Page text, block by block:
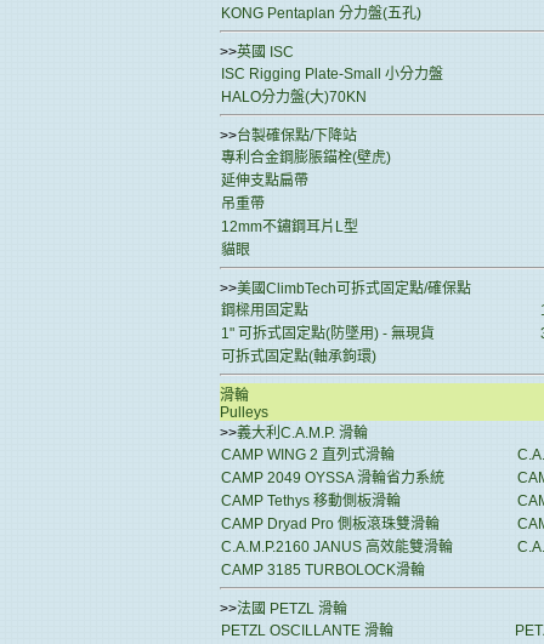
KONG Pentaplan 分力盤(五孔)
>>英國 ISC
ISC Rigging Plate-Small 小分力盤
HALO分力盤(大)70KN
>>台製確保點/下降站
專利合金鋼膨脹錨栓(壁虎)
延伸支點扁帶
吊重帶
12mm不鏽鋼耳片L型
貓眼
>>美國ClimbTech可拆式固定點/確保點
鋼樑用固定點
1" 可拆式固定點(防墜用) - 無現貨
可拆式固定點(軸承鉤環)
滑輪
Pulleys
>>義大利C.A.M.P. 滑輪
CAMP WING 2 直列式滑輪
CAMP 2049 OYSSA 滑輪省力系統
CAMP Tethys 移動側板滑輪
CAMP Dryad Pro 側板滾珠雙滑輪
C.A.M.P.2160 JANUS 高效能雙滑輪
CAMP 3185 TURBOLOCK滑輪
>>法國 PETZL 滑輪
PETZL OSCILLANTE 滑輪